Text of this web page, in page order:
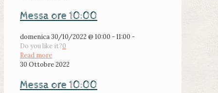
Messa ore 10:00
domenica 30/10/2022 @ 10:00 - 11:00 -
Do you like it?0
Read more
30 Ottobre 2022
Messa ore 10:00